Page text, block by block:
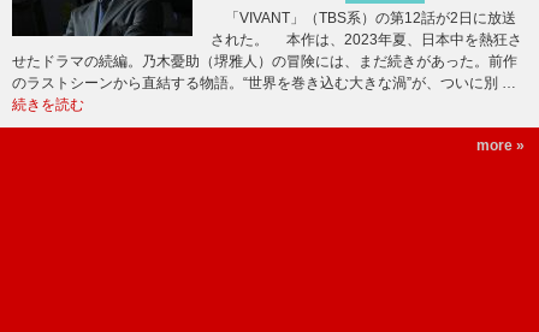
「VIVANT」（TBS系）の第12話が2日に放送
された。 本作は、2023年夏、日本中を熱狂さ
せたドラマの続編。乃木憂助（堺雅人）の冒険には、まだ続きがあった。前作
のラストシーンから直結する物語。“世界を巻き込む大きな渦”が、ついに別 …
続きを読む
more »